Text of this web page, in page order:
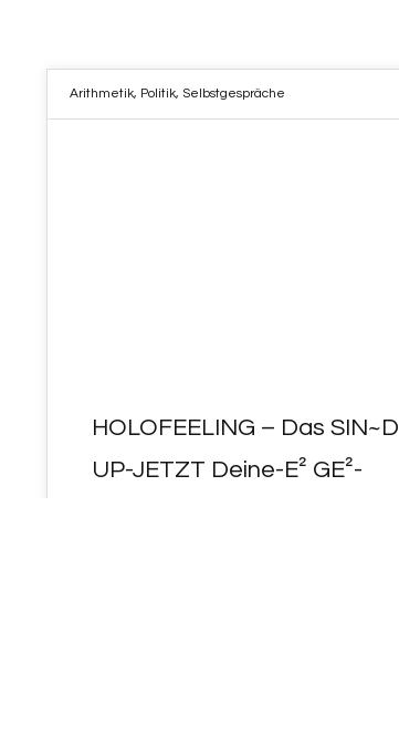
Arithmetik, Politik, Selbstgespräche
HOLOFEELING – Das SIN~D
UP-JETZT Deine-E² GE²-